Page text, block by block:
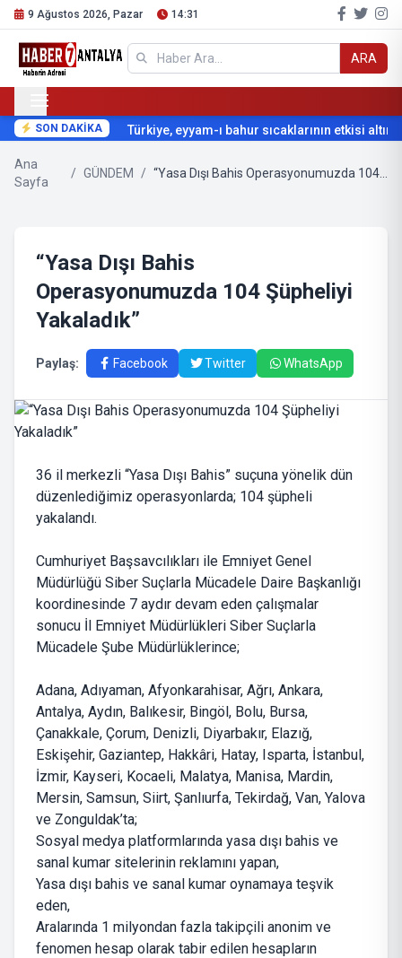
9 Ağustos 2026, Pazar 14:31
ARA
SON DAKİKA Türkiye, eyyam-ı bahur sıcaklarının etkisi altına
Ana
Sayfa
/ GÜNDEM / “Yasa Dışı Bahis Operasyonumuzda 104 Şüpheliyi Yakaladık”
“Yasa Dışı Bahis
Operasyonumuzda 104 Şüpheliyi
Yakaladık”
Paylaş: Facebook Twitter WhatsApp
36 il merkezli “Yasa Dışı Bahis” suçuna yönelik dün
düzenlediğimiz operasyonlarda; 104 şüpheli
yakalandı.
Cumhuriyet Başsavcılıkları ile Emniyet Genel
Müdürlüğü Siber Suçlarla Mücadele Daire Başkanlığı
koordinesinde 7 aydır devam eden çalışmalar
sonucu İl Emniyet Müdürlükleri Siber Suçlarla
Mücadele Şube Müdürlüklerince;
Adana, Adıyaman, Afyonkarahisar, Ağrı, Ankara,
Antalya, Aydın, Balıkesir, Bingöl, Bolu, Bursa,
Çanakkale, Çorum, Denizli, Diyarbakır, Elazığ,
Eskişehir, Gaziantep, Hakkâri, Hatay, Isparta, İstanbul,
İzmir, Kayseri, Kocaeli, Malatya, Manisa, Mardin,
Mersin, Samsun, Siirt, Şanlıurfa, Tekirdağ, Van, Yalova
ve Zonguldak’ta;
Sosyal medya platformlarında yasa dışı bahis ve
sanal kumar sitelerinin reklamını yapan,
Yasa dışı bahis ve sanal kumar oynamaya teşvik
eden,
Aralarında 1 milyondan fazla takipçili anonim ve
fenomen hesap olarak tabir edilen hesapların